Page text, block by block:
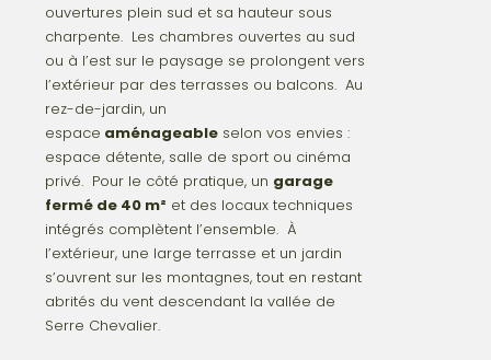
ouvertures plein sud et sa hauteur sous
charpente. Les chambres ouvertes au sud
ou à l’est sur le paysage se prolongent vers
l’extérieur par des terrasses ou balcons. Au
rez-de-jardin, un
espace aménageable selon vos envies :
espace détente, salle de sport ou cinéma
privé. Pour le côté pratique, un garage
fermé de 40 m² et des locaux techniques
intégrés complètent l’ensemble. À
l’extérieur, une large terrasse et un jardin
s’ouvrent sur les montagnes, tout en restant
abrités du vent descendant la vallée de
Serre Chevalier.